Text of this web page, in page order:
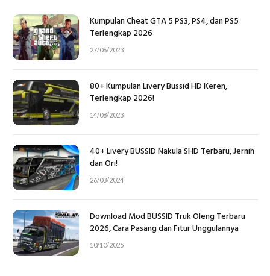
Kumpulan Cheat GTA 5 PS3, PS4, dan PS5
Terlengkap 2026
27/06/2023
80+ Kumpulan Livery Bussid HD Keren,
Terlengkap 2026!
14/08/2023
40+ Livery BUSSID Nakula SHD Terbaru, Jernih
dan Ori!
26/03/2024
Download Mod BUSSID Truk Oleng Terbaru
2026, Cara Pasang dan Fitur Unggulannya
10/10/2025